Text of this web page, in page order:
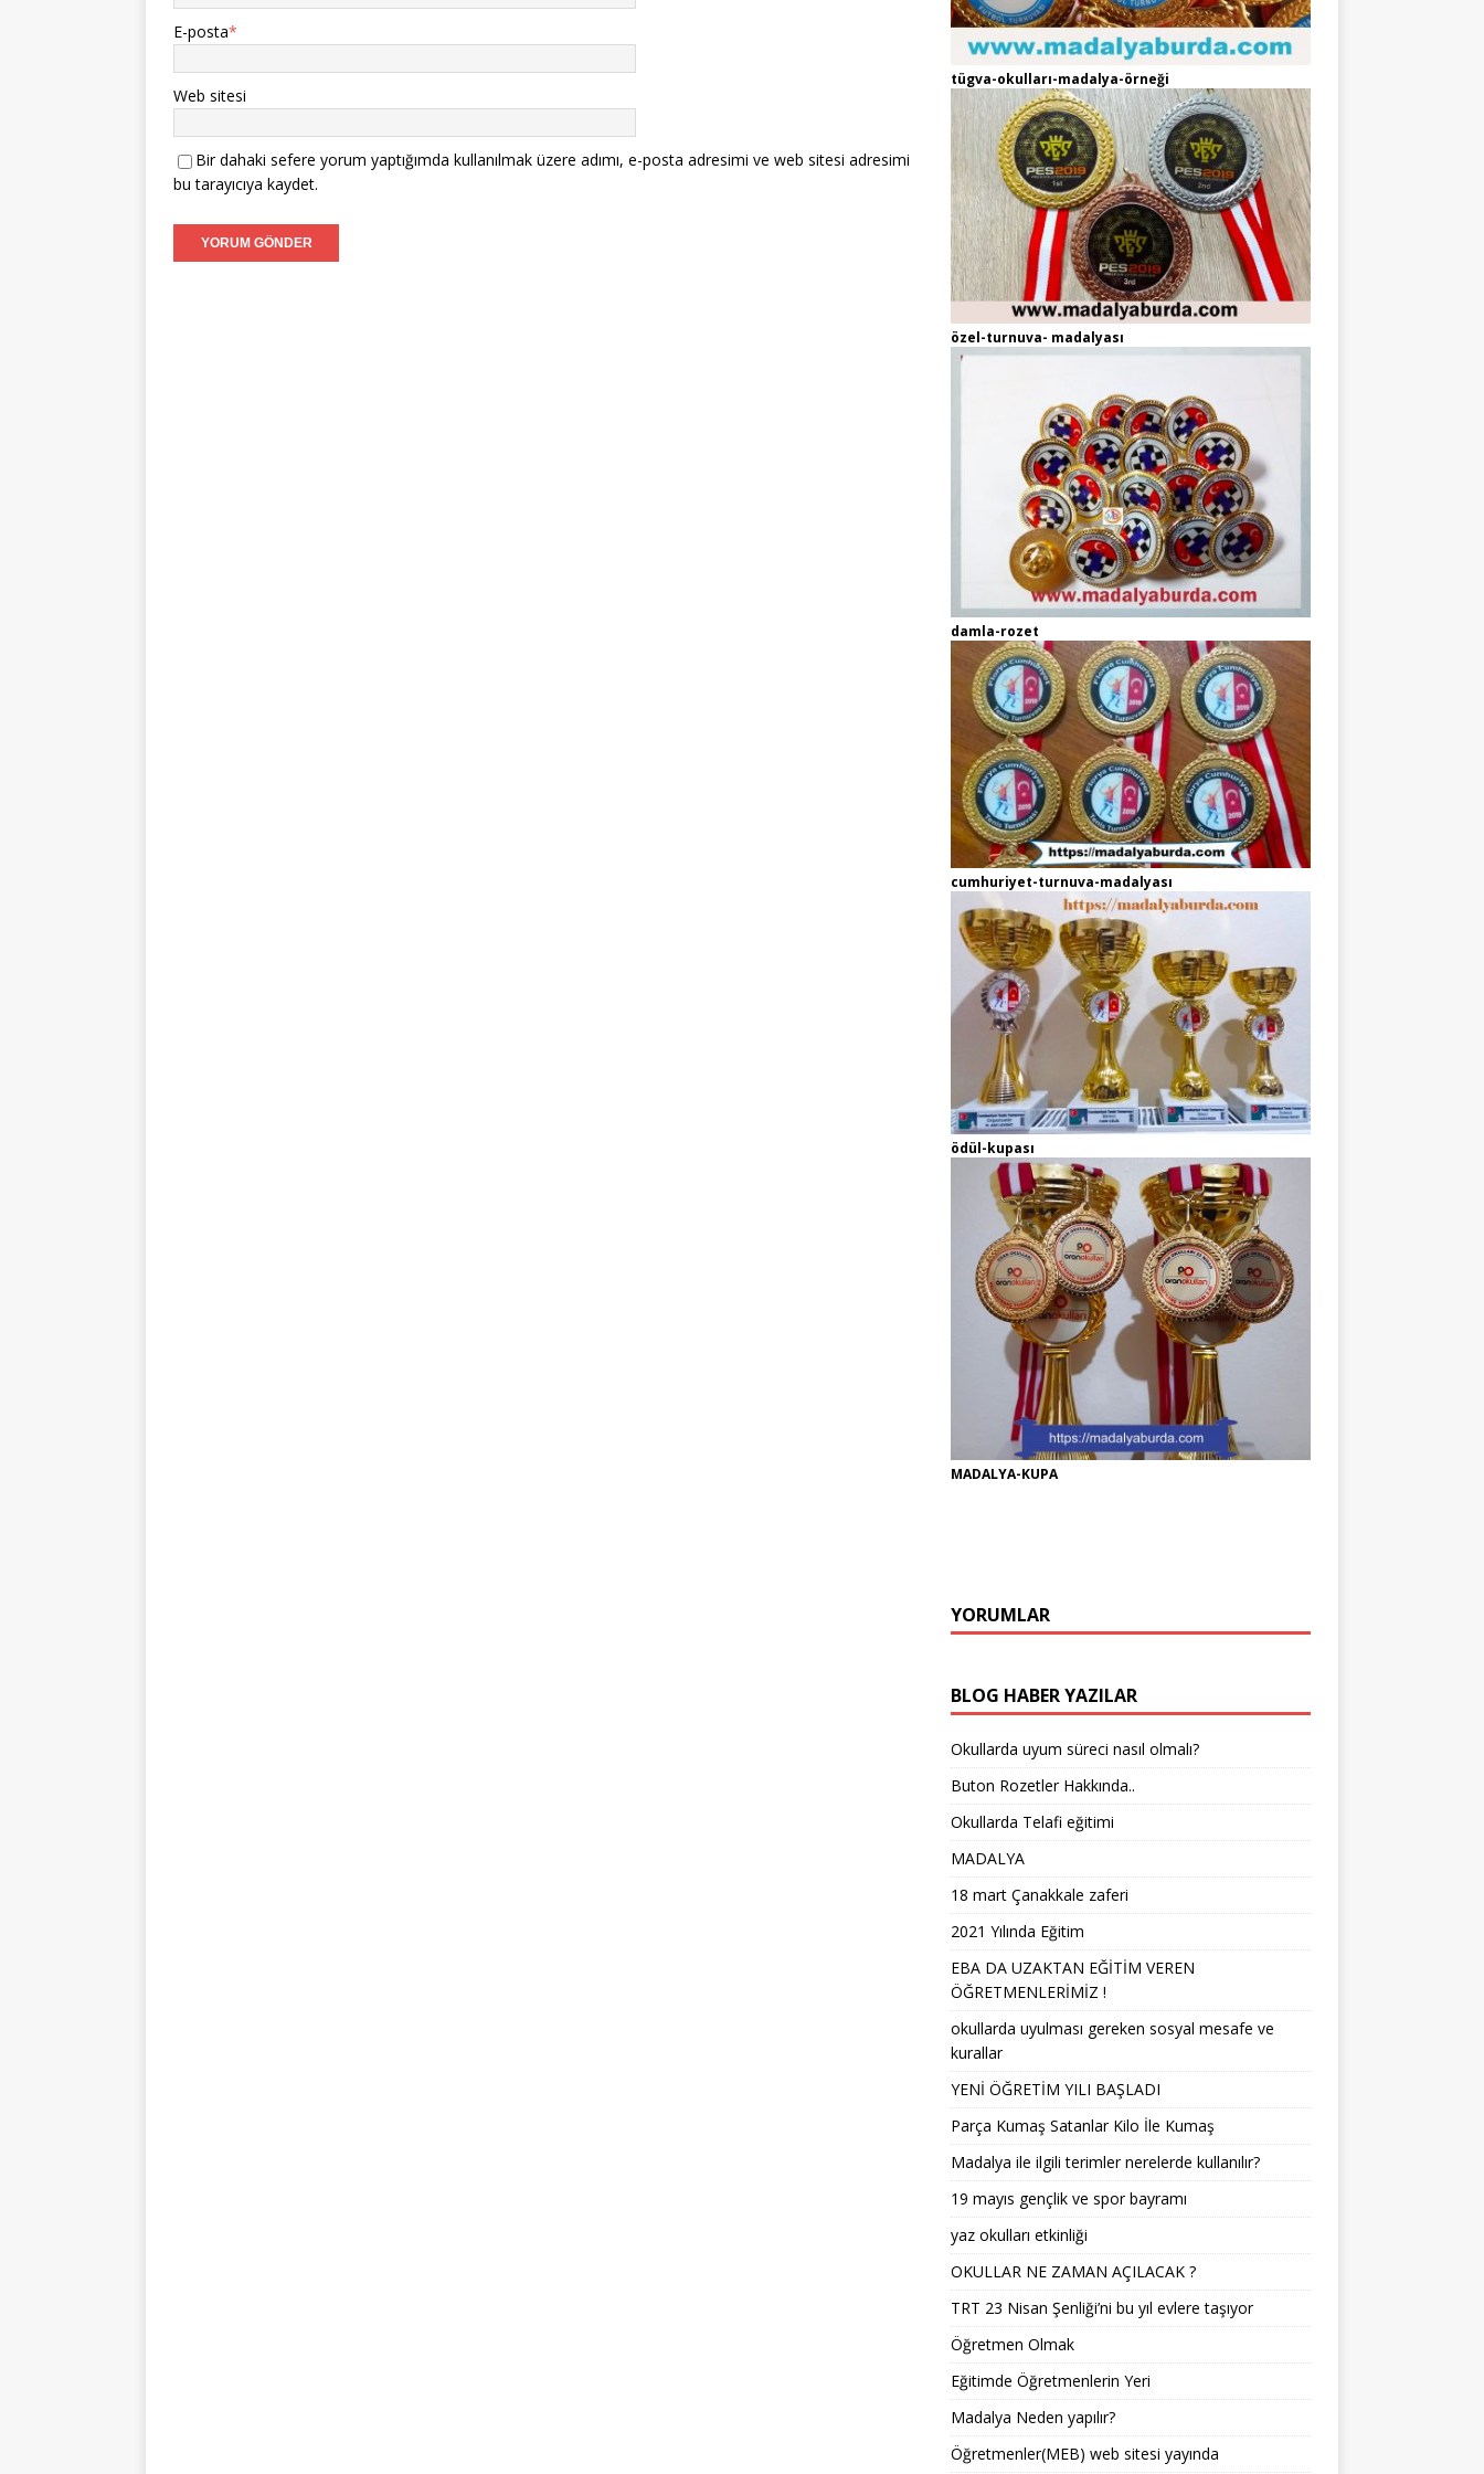
E-posta*
Web sitesi
Bir dahaki sefere yorum yaptığımda kullanılmak üzere adımı, e-posta adresimi ve web sitesi adresimi
bu tarayıcıya kaydet.
tügva-okulları-madalya-örneği
özel-turnuva- madalyası
damla-rozet
cumhuriyet-turnuva-madalyası
ödül-kupası
MADALYA-KUPA
YORUMLAR
BLOG HABER YAZILAR
Okullarda uyum süreci nasıl olmalı?
Buton Rozetler Hakkında..
Okullarda Telafi eğitimi
MADALYA
18 mart Çanakkale zaferi
2021 Yılında Eğitim
EBA DA UZAKTAN EĞİTİM VEREN
ÖĞRETMENLERİMİZ !
okullarda uyulması gereken sosyal mesafe ve
kurallar
YENİ ÖĞRETİM YILI BAŞLADI
Parça Kumaş Satanlar Kilo İle Kumaş
Madalya ile ilgili terimler nerelerde kullanılır?
19 mayıs gençlik ve spor bayramı
yaz okulları etkinliği
OKULLAR NE ZAMAN AÇILACAK ?
TRT 23 Nisan Şenliği’ni bu yıl evlere taşıyor
Öğretmen Olmak
Eğitimde Öğretmenlerin Yeri
Madalya Neden yapılır?
Öğretmenler(MEB) web sitesi yayında